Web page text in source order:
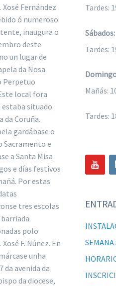
Xosé Fernández
ó numeroso
inaugura o
deste
un lugar de
da Nosa
Perpetuo
local fora
estaba situado
da Coruña.
gardábase o
Sacramento e
a Santa Misa
e días festivos
Por estas
tres escolas
polo
F. Núñez. En
unha
da avenida da
da diocese,
Tardes:
Sábados:
Tardes:
Mañás:
Tardes: